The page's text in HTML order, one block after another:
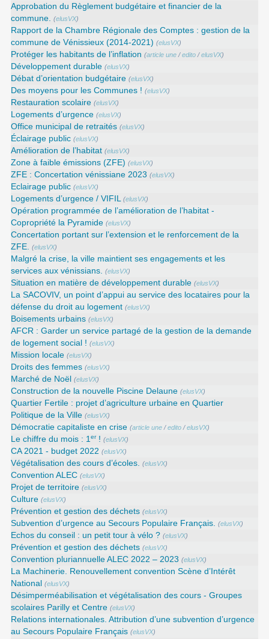
Approbation du Règlement budgétaire et financier de la
commune. (elusVX)
Rapport de la Chambre Régionale des Comptes : gestion de la
commune de Vénissieux (2014-2021) (elusVX)
Protéger les habitants de l’inflation (article une /edito /elusVX)
Développement durable (elusVX)
Débat d’orientation budgétaire (elusVX)
Des moyens pour les Communes ! (elusVX)
Restauration scolaire (elusVX)
Logements d’urgence (elusVX)
Office municipal de retraités (elusVX)
Éclairage public (elusVX)
Amélioration de l’habitat (elusVX)
Zone à faible émissions (ZFE) (elusVX)
ZFE : Concertation vénissiane 2023 (elusVX)
Eclairage public (elusVX)
Logements d’urgence / VIFIL (elusVX)
Opération programmée de l’amélioration de l’habitat -
Copropriété la Pyramide (elusVX)
Concertation portant sur l’extension et le renforcement de la
ZFE. (elusVX)
Malgré la crise, la ville maintient ses engagements et les
services aux vénissians. (elusVX)
Situation en matière de développement durable (elusVX)
La SACOVIV, un point d’appui au service des locataires pour la
défense du droit au logement (elusVX)
Boisements urbains (elusVX)
AFCR : Garder un service partagé de la gestion de la demande
de logement social ! (elusVX)
Mission locale (elusVX)
Droits des femmes (elusVX)
Marché de Noël (elusVX)
Construction de la nouvelle Piscine Delaune (elusVX)
Quartier Fertile : projet d’agriculture urbaine en Quartier
Politique de la Ville (elusVX)
Démocratie capitaliste en crise (article une /edito /elusVX)
Le chiffre du mois : 1er! (elusVX)
CA 2021 - budget 2022 (elusVX)
Végétalisation des cours d’écoles. (elusVX)
Convention ALEC (elusVX)
Projet de territoire (elusVX)
Culture (elusVX)
Prévention et gestion des déchets (elusVX)
Subvention d’urgence au Secours Populaire Français. (elusVX)
Echos du conseil : un petit tour à vélo ? (elusVX)
Prévention et gestion des déchets (elusVX)
Convention pluriannuelle ALEC 2022 – 2023 (elusVX)
La Machinerie. Renouvellement convention Scène d’Intérêt
National
(elusVX)
Désimperméabilisation et végétalisation des cours - Groupes
scolaires Parilly et Centre (elusVX)
Relations internationales. Attribution d’une subvention d’urgence
au Secours Populaire Français (elusVX)